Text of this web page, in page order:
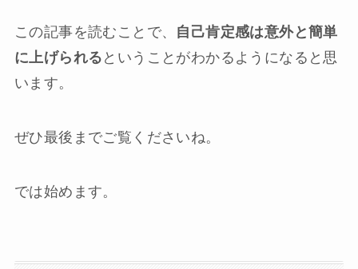
この記事を読むことで、 自己肯定感は意外と簡単
に上げられる ということがわかるようになると思
います。
ぜひ最後までご覧くださいね。
では始めます。